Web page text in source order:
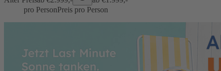
pro PersonPreis pro Person